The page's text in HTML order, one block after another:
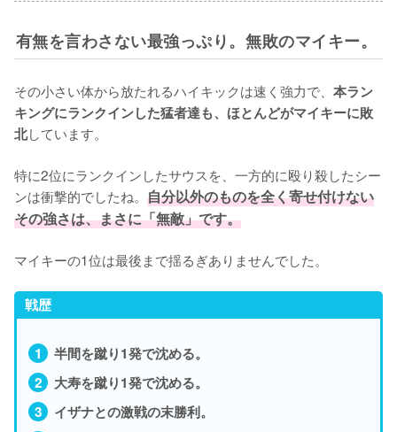
有無を言わさない最強っぷり。無敗のマイキー。
その小さい体から放たれるハイキックは速く強力で、 本ラン
キングにランクインした猛者達も、ほとんどがマイキーに敗
北しています。
特に2位にランクインしたサウスを、一方的に殴り殺したシー
ンは衝撃的でしたね。 自分以外のものを全く寄せ付けない
その強さは、まさに「無敵」です。
マイキーの1位は最後まで揺るぎありませんでした。
戦歴
半間を蹴り1発で沈める。
大寿を蹴り1発で沈める。
イザナとの激戦の末勝利。